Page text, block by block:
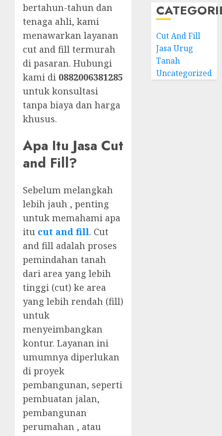
bertahun-tahun dan
tenaga ahli, kami
menawarkan layanan
cut and fill termurah
di pasaran. Hubungi
kami di 0882006381285
untuk konsultasi
tanpa biaya dan harga
khusus.
Apa Itu Jasa Cut
and Fill?
Sebelum melangkah
lebih jauh , penting
untuk memahami apa
itu cut and fill. Cut
and fill adalah proses
pemindahan tanah
dari area yang lebih
tinggi (cut) ke area
yang lebih rendah (fill)
untuk
menyeimbangkan
kontur. Layanan ini
umumnya diperlukan
di proyek
pembangunan, seperti
pembuatan jalan,
pembangunan
perumahan , atau
Cut And Fill
Jasa Urug
Tanah
Uncategorized